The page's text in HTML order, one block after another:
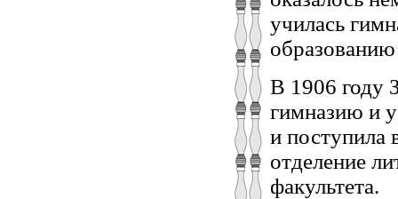
училась
В 1906 году
гимназию и
и
отделение
факультета.